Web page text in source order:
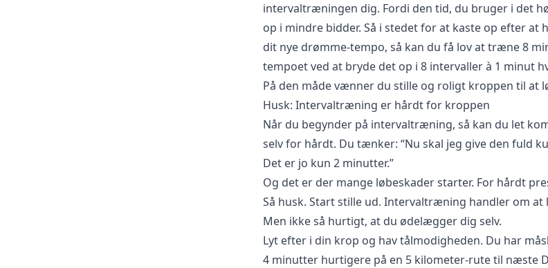
intervaltræningen dig. Fordi den tid, du bruger i det
op i mindre bidder. Så i stedet for at kaste op efter at
dit nye drømme-tempo, så kan du få lov at træne 8
tempoet ved at bryde det op i 8 intervaller à 1 minut
På den måde vænner du stille og roligt kroppen til at
Husk: Intervaltræning er hårdt for kroppen
Når du begynder på intervaltræning, så kan du let
selv for hårdt. Du tænker: “Nu skal jeg give den fuld
Det er jo kun 2 minutter.”
Og det er der mange løbeskader starter. For hårdt
Så husk. Start stille ud. Intervaltræning handler om
Men ikke så hurtigt, at du ødelægger dig selv.
Lyt efter i din krop og hav tålmodigheden. Du har
4 minutter hurtigere på en 5 kilometer-rute til næste